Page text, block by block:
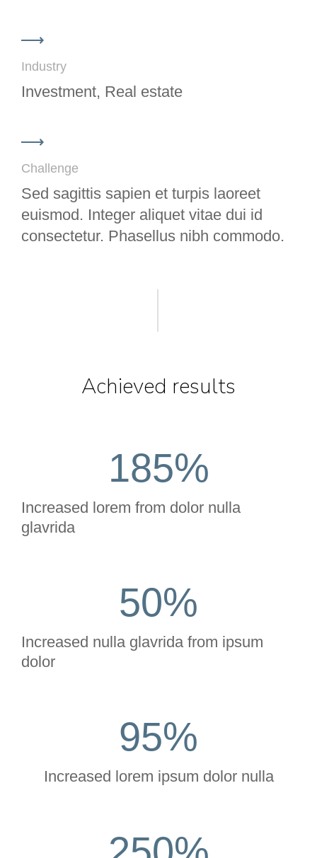
Industry
Investment, Real estate
Challenge
Sed sagittis sapien et turpis laoreet
euismod. Integer aliquet vitae dui id
consectetur. Phasellus nibh commodo.
Achieved results
Increased lorem from dolor nulla
glavrida
185%
Increased nulla glavrida from ipsum
dolor
50%
Increased lorem ipsum dolor nulla
95%